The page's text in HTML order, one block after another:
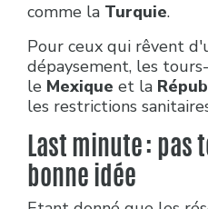
comme la Turquie.
Pour ceux qui rêvent
dépaysement, les
le Mexique et la
les restrictions
Last minute : pas
bonne idée